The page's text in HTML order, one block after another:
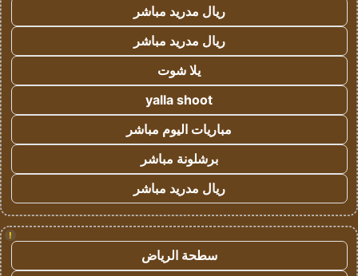
ريال مدريد مباشر
ريال مدريد مباشر
يلا شوت
yalla shoot
مباريات اليوم مباشر
برشلونة مباشر
ريال مدريد مباشر
!
سطحة الرياض